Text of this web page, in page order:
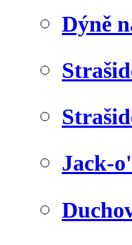
Dýně
Jack-